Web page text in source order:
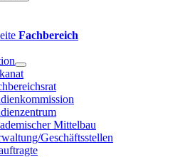
Fachbereich
Mittelbau
Geschäftsstellen